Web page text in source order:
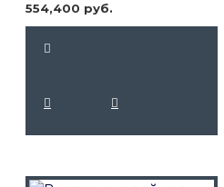
554,400 руб.